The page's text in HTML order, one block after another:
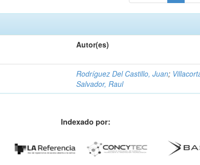
Autor(es)
Rodríguez Del Castillo, Juan;
Salvador, Raul
Indexado por: